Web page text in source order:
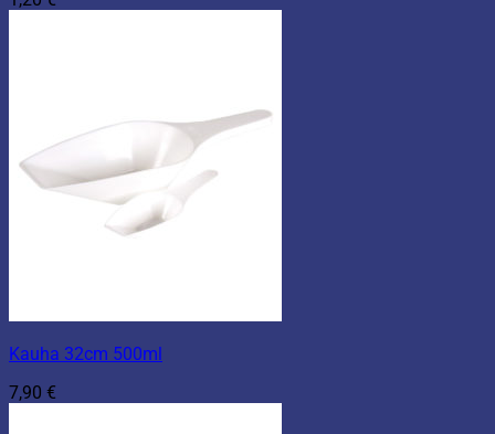
Kauha 32cm 500ml
7,90 €